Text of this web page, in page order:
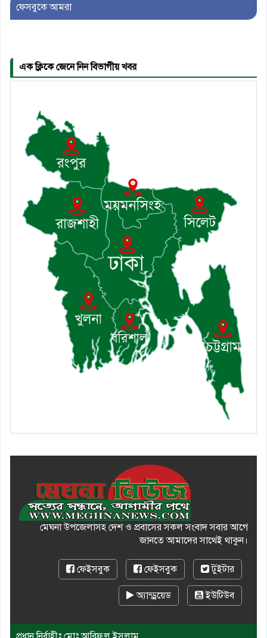
৫। মেঘনা উপজেলা বিএনপির নতুন
৬। জেলা পুলিশ সুপার থেকে সম্মাননা
৭। দাউদকান্দিতে উপজেলা আইন-
শৃঙ্খলা কমিটির মাসিক সভা অনুষ্ঠিত
৮। দাউদকান্দিতে মুচি সম্প্রদায়ের
খোঁজখবর নিলেন ড. খন্দকার মারুফ
হোসেন
৯। মেঘনায় আইন-শৃঙ্খলা কমিটির
মাসিক সভা অনুষ্ঠিত
১০। জাতীয় নেতা ড. খন্দকার
মোশাররফ হোসেনের মূল্যায়ন কোথায়
এবং একটি বিশ্লেষণ
ফেসবুকে আমরা
এক ক্লিকে জেনে নিন বিভাগীয় খবর
মেঘনা উপজেলাসহ দেশ ও প্রবাসের সকল সংবাদ সবার আগে
জানতে আমাদের সাথেই থাকুন।
ফেইসবুক ফেইসবুক টুইটার
অ্যান্ড্রয়েড ইউটিউব